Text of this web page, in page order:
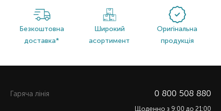
Безкоштовна
доставка*
Широкий
асортимент
Оригінальна
продукція
Гаряча лiнiя 0 800 508 880
Щоденно з 9:00 до 21:00